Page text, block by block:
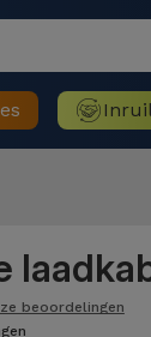
beoordelingen